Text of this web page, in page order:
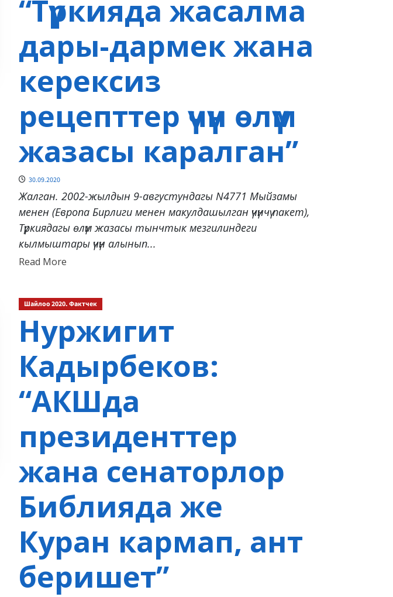
“Түркияда жасалма
дары-дармек жана
керексиз
рецепттер үчүн өлүм
жазасы каралган”
30.09.2020
Жалган. 2002-жылдын 9-августундагы N4771 Мыйзамы
менен (Европа Бирлиги менен макулдашылган үчүнчү пакет),
Түркиядагы өлүм жазасы тынчтык мезгилиндеги
кылмыштары үчүн алынып...
Read More
Шайлоо 2020. Фактчек
Нуржигит
Кадырбеков:
“АКШда
президенттер
жана сенаторлор
Библияда же
Куран кармап, ант
беришет”